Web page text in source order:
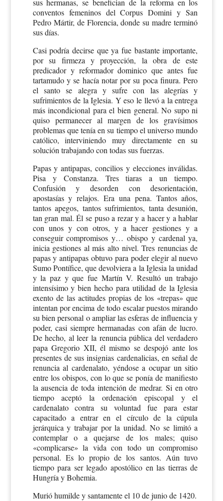
sus hermanas, se benefician de la reforma en los
conventos femeninos del Corpus Domini y San
Pedro Mártir, de Florencia, donde su madre terminó
sus días.
Casi podría decirse que ya fue bastante importante,
por su firmeza y proyección, la obra de este
predicador y reformador dominico que antes fue
tartamudo y se hacía notar por su poca finura. Pero
el santo se alegra y sufre con las alegrías y
sufrimientos de la Iglesia. Y eso le llevó a la entrega
más incondicional para el bien general. No supo ni
quiso permanecer al margen de los gravísimos
problemas que tenía en su tiempo el universo mundo
católico, interviniendo muy directamente en su
solución trabajando con todas sus fuerzas.
Papas y antipapas, concilios y elecciones inválidas.
Pisa y Constanza. Tres tiaras a un tiempo.
Confusión y desorden con desorientación,
apostasías y relajos. Era una pena. Tantos años,
tantos apegos, tantos sufrimientos, tanta desunión,
tan gran mal. Él se puso a rezar y a hacer y a hablar
con unos y con otros, y a hacer gestiones y a
conseguir compromisos y… obispo y cardenal ya,
inicia gestiones al más alto nivel. Tres renuncias de
papas y antipapas obtuvo para poder elegir al nuevo
Sumo Pontífice, que devolviera a la Iglesia la unidad
y la paz y que fue Martín V. Resultó un trabajo
intensísimo y bien hecho para utilidad de la Iglesia
exento de las actitudes propias de los «trepas» que
intentan por encima de todo escalar puestos mirando
su bien personal o ampliar las esferas de influencia y
poder, casi siempre hermanadas con afán de lucro.
De hecho, al leer la renuncia pública del verdadero
papa Gregorio XII, él mismo se despojó ante los
presentes de sus insignias cardenalicias, en señal de
renuncia al cardenalato, yéndose a ocupar un sitio
entre los obispos, con lo que se ponía de manifiesto
la ausencia de toda intención de medrar. Si en otro
tiempo aceptó la ordenación episcopal y el
cardenalato contra su voluntad fue para estar
capacitado a entrar en el círculo de la cúpula
jerárquica y trabajar por la unidad. No se limitó a
contemplar o a quejarse de los males; quiso
«complicarse» la vida con todo un compromiso
personal. Es lo propio de los santos. Aún tuvo
tiempo para ser legado apostólico en las tierras de
Hungría y Bohemia.
Murió humilde y santamente el 10 de junio de 1420.